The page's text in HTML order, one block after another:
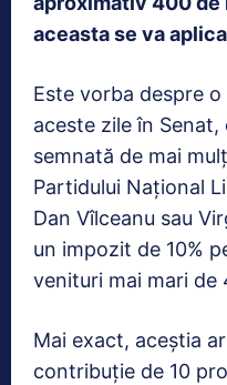
aceasta se va
Este vorba despre
aceste zile în
semnată de mai
Partidului Național
Dan Vîlceanu sau
un impozit de 10%
venituri mai mari de
Mai exact, aceștia
contribuție de 10